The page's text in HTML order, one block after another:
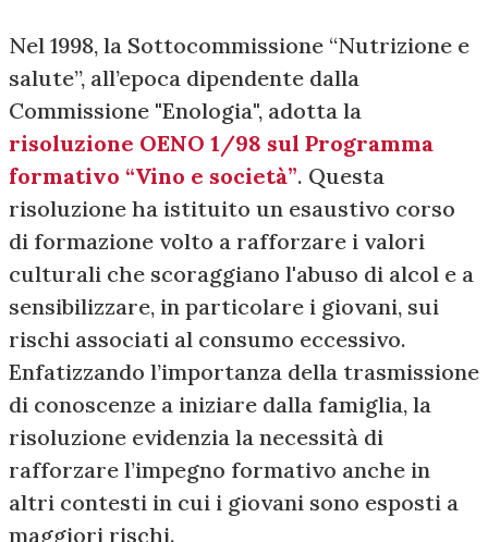
Nel 1998, la Sottocommissione “Nutrizione e
salute”, all’epoca dipendente dalla
Commissione "Enologia", adotta la
risoluzione OENO 1/98 sul Programma
formativo “Vino e società”. Questa
risoluzione ha istituito un esaustivo corso
di formazione volto a rafforzare i valori
culturali che scoraggiano l'abuso di alcol e a
sensibilizzare, in particolare i giovani, sui
rischi associati al consumo eccessivo.
Enfatizzando l’importanza della trasmissione
di conoscenze a iniziare dalla famiglia, la
risoluzione evidenzia la necessità di
rafforzare l’impegno formativo anche in
altri contesti in cui i giovani sono esposti a
maggiori rischi.